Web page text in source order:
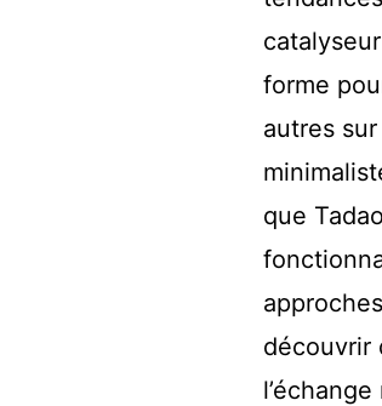
forme
autres
que
découvrir